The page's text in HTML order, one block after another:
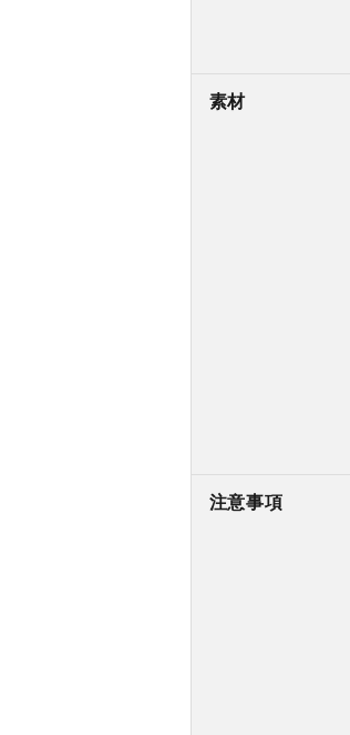
素材
注意事項